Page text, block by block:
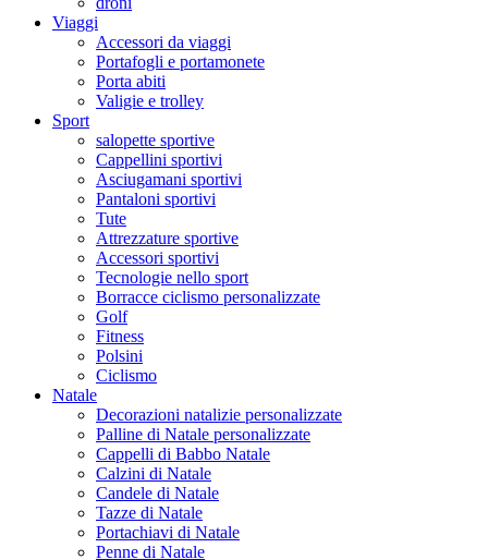
Viaggi
Accessori da viaggi
Portafogli e portamonete
Porta abiti
Valigie e trolley
Sport
salopette sportive
Cappellini sportivi
Asciugamani sportivi
Pantaloni sportivi
Tute
Attrezzature sportive
Accessori sportivi
Tecnologie nello sport
Borracce ciclismo personalizzate
Golf
Fitness
Polsini
Ciclismo
Natale
Decorazioni natalizie personalizzate
Palline di Natale personalizzate
Cappelli di Babbo Natale
Calzini di Natale
Candele di Natale
Tazze di Natale
Portachiavi di Natale
Penne di Natale